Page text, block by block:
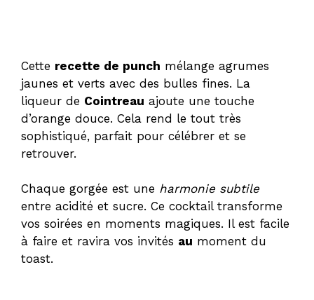
Cette recette de punch mélange agrumes
jaunes et verts avec des bulles fines. La
liqueur de Cointreau ajoute une touche
d’orange douce. Cela rend le tout très
sophistiqué, parfait pour célébrer et se
retrouver.
Chaque gorgée est une harmonie subtile
entre acidité et sucre. Ce cocktail transforme
vos soirées en moments magiques. Il est facile
à faire et ravira vos invités au moment du
toast.